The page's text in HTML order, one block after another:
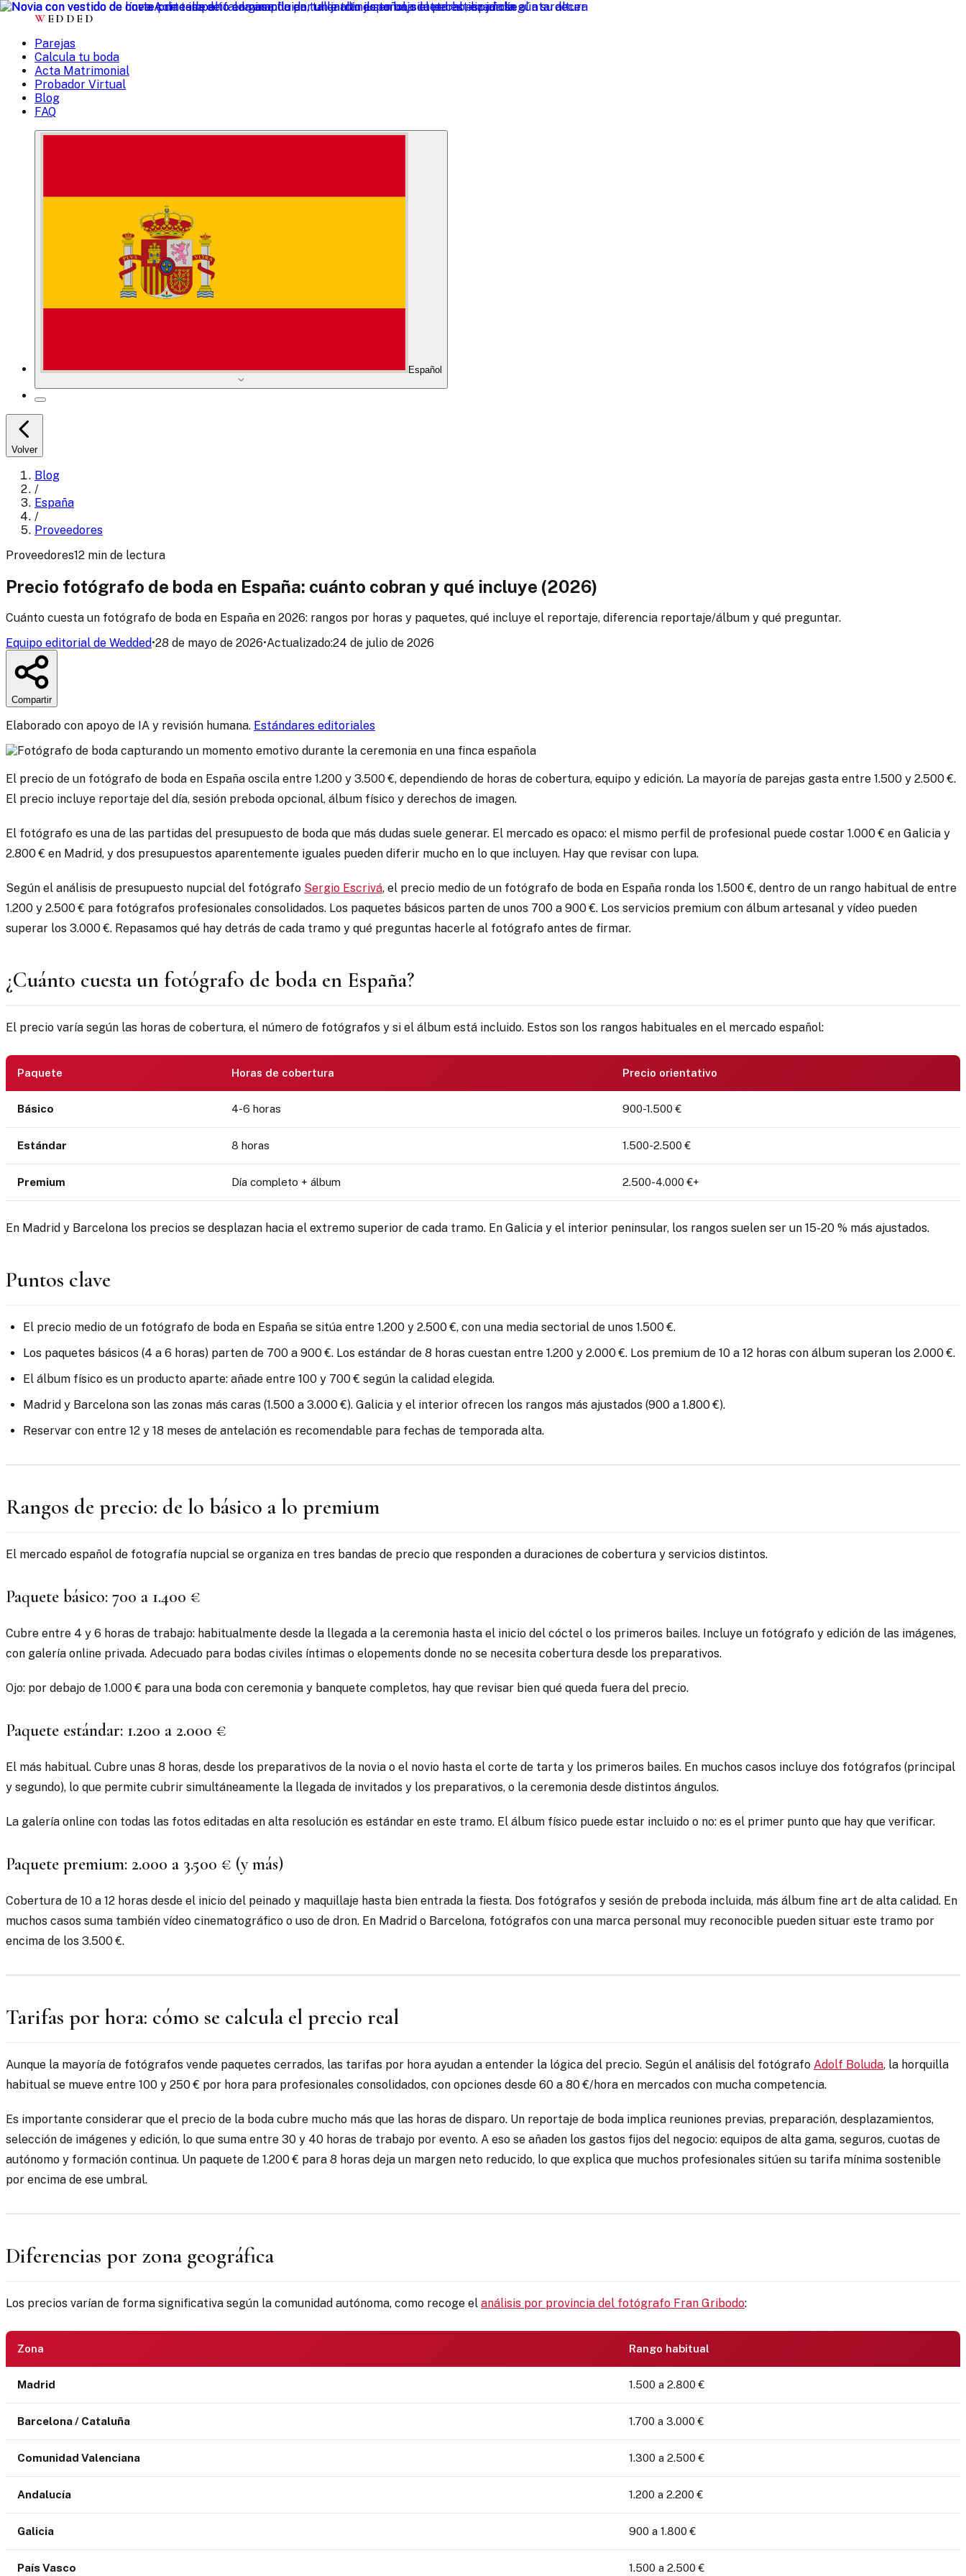
W EDDED
Parejas
Calcula tu boda
Acta Matrimonial
Probador Virtual
Blog
FAQ
Español
Volver
Blog
/
España
/
Proveedores
Proveedores12 min de lectura
Precio fotógrafo de boda en España: cuánto cobran y qué incluye (2026)
Cuánto cuesta un fotógrafo de boda en España en 2026: rangos por horas y paquetes, qué incluye el reportaje, diferencia reportaje/álbum y qué preguntar.
Equipo editorial de Wedded•28 de mayo de 2026•Actualizado:24 de julio de 2026
Compartir
Elaborado con apoyo de IA y revisión humana. Estándares editoriales
El precio de un fotógrafo de boda en España oscila entre 1.200 y 3.500 €, dependiendo de horas de cobertura, equipo y edición. La mayoría de parejas gasta entre 1.500 y 2.500 €.
El precio incluye reportaje del día, sesión preboda opcional, álbum físico y derechos de imagen.
El fotógrafo es una de las partidas del presupuesto de boda que más dudas suele generar. El mercado es opaco: el mismo perfil de profesional puede costar 1.000 € en Galicia y
2.800 € en Madrid, y dos presupuestos aparentemente iguales pueden diferir mucho en lo que incluyen. Hay que revisar con lupa.
Según el análisis de presupuesto nupcial del fotógrafo Sergio Escrivá, el precio medio de un fotógrafo de boda en España ronda los 1.500 €, dentro de un rango habitual de entre
1.200 y 2.500 € para fotógrafos profesionales consolidados. Los paquetes básicos parten de unos 700 a 900 €. Los servicios premium con álbum artesanal y vídeo pueden
superar los 3.000 €. Repasamos qué hay detrás de cada tramo y qué preguntas hacerle al fotógrafo antes de firmar.
¿Cuánto cuesta un fotógrafo de boda en España?
El precio varía según las horas de cobertura, el número de fotógrafos y si el álbum está incluido. Estos son los rangos habituales en el mercado español:
Paquete Horas de cobertura Precio orientativo
Básico 4-6 horas 900-1.500 €
Estándar 8 horas 1.500-2.500 €
Premium Día completo + álbum 2.500-4.000 €+
En Madrid y Barcelona los precios se desplazan hacia el extremo superior de cada tramo. En Galicia y el interior peninsular, los rangos suelen ser un 15-20 % más ajustados.
Puntos clave
El precio medio de un fotógrafo de boda en España se sitúa entre 1.200 y 2.500 €, con una media sectorial de unos 1.500 €.
Los paquetes básicos (4 a 6 horas) parten de 700 a 900 €. Los estándar de 8 horas cuestan entre 1.200 y 2.000 €. Los premium de 10 a 12 horas con álbum superan los 2.000 €.
El álbum físico es un producto aparte: añade entre 100 y 700 € según la calidad elegida.
Madrid y Barcelona son las zonas más caras (1.500 a 3.000 €). Galicia y el interior ofrecen los rangos más ajustados (900 a 1.800 €).
Reservar con entre 12 y 18 meses de antelación es recomendable para fechas de temporada alta.
Rangos de precio: de lo básico a lo premium
El mercado español de fotografía nupcial se organiza en tres bandas de precio que responden a duraciones de cobertura y servicios distintos.
Paquete básico: 700 a 1.400 €
Cubre entre 4 y 6 horas de trabajo: habitualmente desde la llegada a la ceremonia hasta el inicio del cóctel o los primeros bailes. Incluye un fotógrafo y edición de las imágenes,
con galería online privada. Adecuado para bodas civiles íntimas o elopements donde no se necesita cobertura desde los preparativos.
Ojo: por debajo de 1.000 € para una boda con ceremonia y banquete completos, hay que revisar bien qué queda fuera del precio.
Paquete estándar: 1.200 a 2.000 €
El más habitual. Cubre unas 8 horas, desde los preparativos de la novia o el novio hasta el corte de tarta y los primeros bailes. En muchos casos incluye dos fotógrafos (principal
y segundo), lo que permite cubrir simultáneamente la llegada de invitados y los preparativos, o la ceremonia desde distintos ángulos.
La galería online con todas las fotos editadas en alta resolución es estándar en este tramo. El álbum físico puede estar incluido o no: es el primer punto que hay que verificar.
Paquete premium: 2.000 a 3.500 € (y más)
Cobertura de 10 a 12 horas desde el inicio del peinado y maquillaje hasta bien entrada la fiesta. Dos fotógrafos y sesión de preboda incluida, más álbum fine art de alta calidad. En
muchos casos suma también vídeo cinematográfico o uso de dron. En Madrid o Barcelona, fotógrafos con una marca personal muy reconocible pueden situar este tramo por
encima de los 3.500 €.
Tarifas por hora: cómo se calcula el precio real
Aunque la mayoría de fotógrafos vende paquetes cerrados, las tarifas por hora ayudan a entender la lógica del precio. Según el análisis del fotógrafo Adolf Boluda, la horquilla
habitual se mueve entre 100 y 250 € por hora para profesionales consolidados, con opciones desde 60 a 80 €/hora en mercados con mucha competencia.
Es importante considerar que el precio de la boda cubre mucho más que las horas de disparo. Un reportaje de boda implica reuniones previas, preparación, desplazamientos,
selección de imágenes y edición, lo que suma entre 30 y 40 horas de trabajo por evento. A eso se añaden los gastos fijos del negocio: equipos de alta gama, seguros, cuotas de
autónomo y formación continua. Un paquete de 1.200 € para 8 horas deja un margen neto reducido, lo que explica que muchos profesionales sitúen su tarifa mínima sostenible
por encima de ese umbral.
Diferencias por zona geográfica
Los precios varían de forma significativa según la comunidad autónoma, como recoge el análisis por provincia del fotógrafo Fran Gribodo:
Zona Rango habitual
Madrid 1.500 a 2.800 €
Barcelona / Cataluña 1.700 a 3.000 €
Comunidad Valenciana 1.300 a 2.500 €
Andalucía 1.200 a 2.200 €
Galicia 900 a 1.800 €
País Vasco 1.500 a 2.500 €